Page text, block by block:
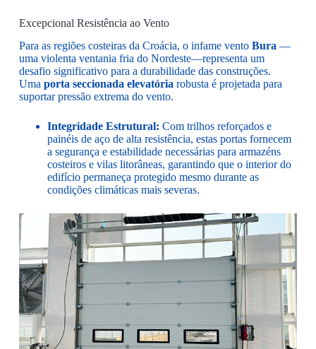
Excepcional Resistência ao Vento
Para as regiões costeiras da Croácia, o infame vento Bura —
uma violenta ventania fria do Nordeste—representa um
desafio significativo para a durabilidade das construções.
Uma porta seccionada elevatória robusta é projetada para
suportar pressão extrema do vento.
Integridade Estrutural: Com trilhos reforçados e
painéis de aço de alta resistência, estas portas fornecem
a segurança e estabilidade necessárias para armazéns
costeiros e vilas litorâneas, garantindo que o interior do
edifício permaneça protegido mesmo durante as
condições climáticas mais severas.